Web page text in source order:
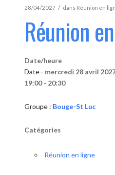
28/04/2027 / dans Réunion en
Réunion
Date/heure
Date - mercredi 28 avril
19:00 - 20:30
Groupe : Bouge-St Luc
Catégories
Réunion en ligne